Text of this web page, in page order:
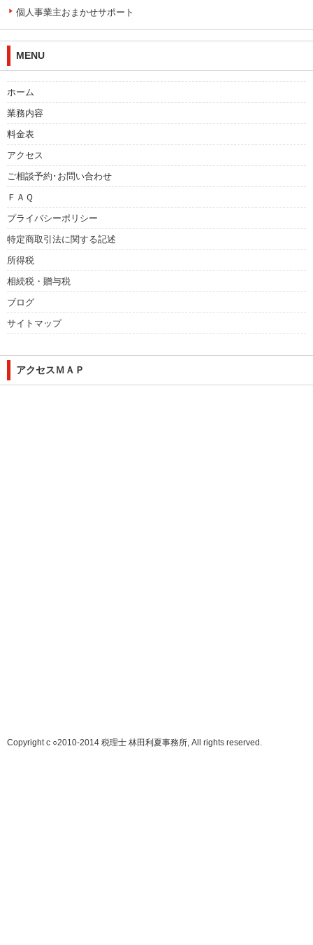
個人事業主おまかせサポート
MENU
ホーム
業務内容
料金表
アクセス
ご相談予約･お問い合わせ
ＦＡＱ
プライバシーポリシー
特定商取引法に関する記述
所得税
相続税・贈与税
ブログ
サイトマップ
アクセスＭＡＰ
Copyright c ○2010-2014 税理士 林田利夏事務所, All rights reserved.